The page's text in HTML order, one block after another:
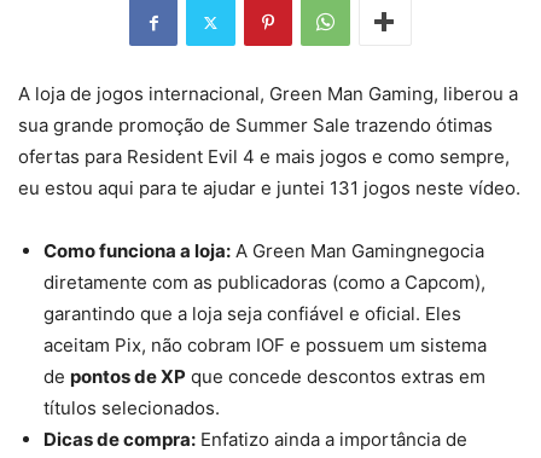
A loja de jogos internacional, Green Man Gaming, liberou a
sua grande promoção de Summer Sale trazendo ótimas
ofertas para Resident Evil 4 e mais jogos e como sempre,
eu estou aqui para te ajudar e juntei 131 jogos neste vídeo.
Como funciona a loja: A Green Man Gamingnegocia
diretamente com as publicadoras (como a Capcom),
garantindo que a loja seja confiável e oficial. Eles
aceitam Pix, não cobram IOF e possuem um sistema
de pontos de XP que concede descontos extras em
títulos selecionados.
Dicas de compra: Enfatizo ainda a importância de